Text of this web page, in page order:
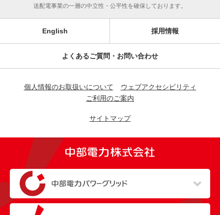
送配電事業の一層の中立性・公平性を確保しております。
English 採用情報
よくあるご質問・お問い合わせ
個人情報のお取扱いについて
ウェブアクセシビリティ
ご利用のご案内
サイトマップ
（新しいウィンドウを開きます）